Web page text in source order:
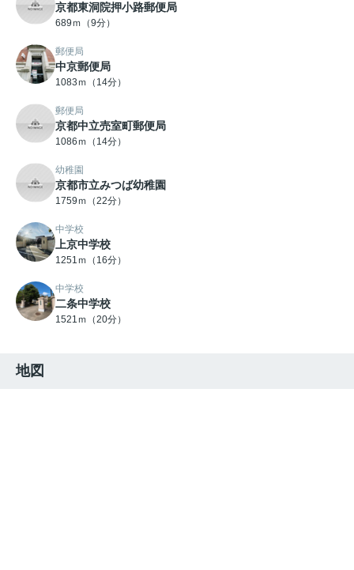
京都東洞院押小路郵便局
689ｍ（9分）
郵便局
中京郵便局
1083ｍ（14分）
郵便局
京都中立売室町郵便局
1086ｍ（14分）
幼稚園
京都市立みつば幼稚園
1759ｍ（22分）
中学校
上京中学校
1251ｍ（16分）
中学校
二条中学校
1521ｍ（20分）
地図